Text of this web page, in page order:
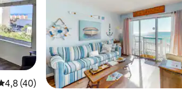
de uma avaliação média de 5, 40
4,8 (40)